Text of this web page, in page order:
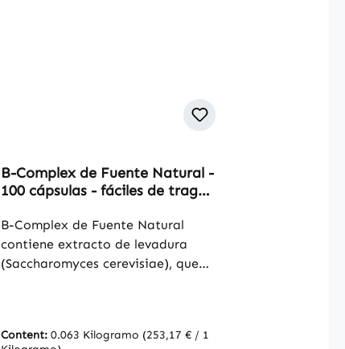
B-Complex de Fuente Natural -
100 cápsulas - fáciles de tragar
más - para la energía, el
sistema inmunitario y más |
Warnke Vitalstoffe
B-Complex de Fuente Natural
contiene extracto de levadura
(Saccharomyces cerevisiae), que
son esenciales para el
Content: 0.063 Kilogramo (253,17 € / 1